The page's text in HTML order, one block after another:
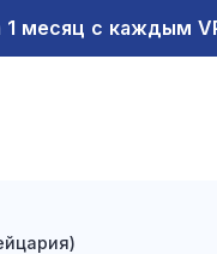
1 месяц с каждым